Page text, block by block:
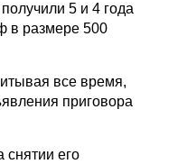
5 и 4 года
в размере 500
все время,
приговора
снятии его